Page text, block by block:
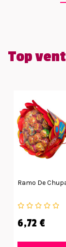
Top
Ramo De
6,72 €